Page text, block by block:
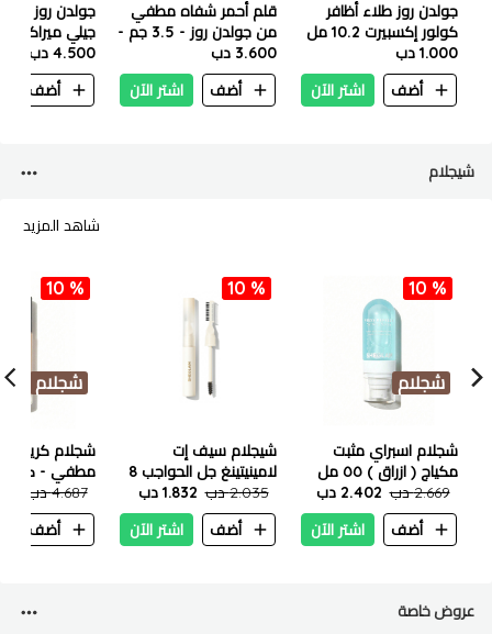
جولدن روز طلاء أظافر
كولور إكسبيرت 10.2 مل
- 129
1.000 دب
أضف
اشتر الآن
قلم أحمر شفاه مطفي
من جولدن روز - 3.5 جم -
رقم 16
3.600 دب
أضف
اشتر الآن
غرام - 101 وردي توتي
4.500 دب
أضف
شيجلام
شاهد المزيد
شجلام
10 %
شجلام اسبراي مثبت
مكياج ( ازراق ) ٥٥ مل
2.669 دب
2.402 دب
أضف
اشتر الآن
10 %
شيجلام سيف إت
لامينيتينغ جل الحواجب 8
جرام - شفاف
2.035 دب
1.832 دب
أضف
اشتر الآن
شجلام
10 %
شجلام كريم
مطفي - كراميل ٣٠
4.687 دب
أضف
عروض خاصة